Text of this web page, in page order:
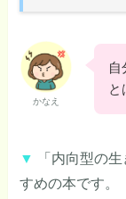
かなえ
自
と
▼
「内向型の
すめの本です。